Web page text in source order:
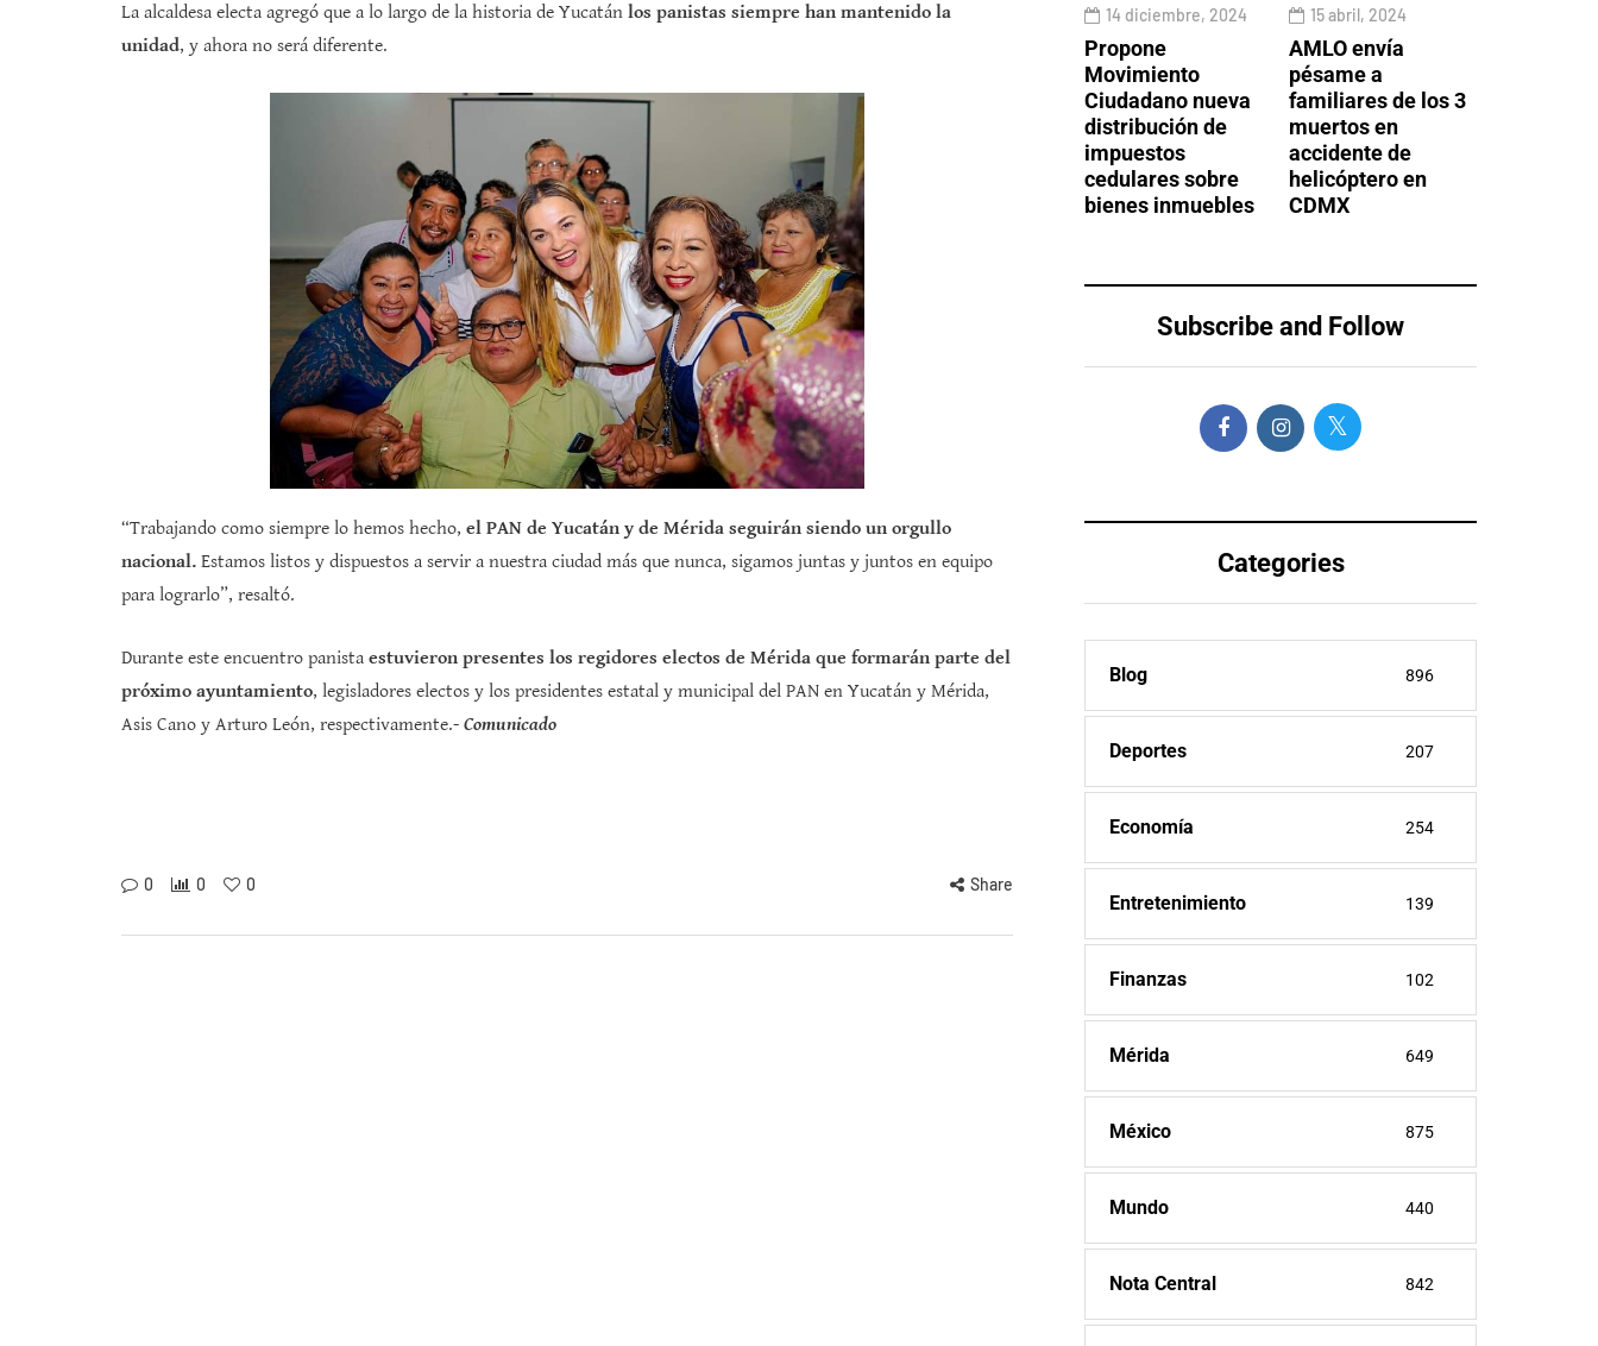
La alcaldesa electa agregó que a lo largo de la historia de Yucatán los panistas siempre han mantenido la
unidad, y ahora no será diferente.
“Trabajando como siempre lo hemos hecho, el PAN de Yucatán y de Mérida seguirán siendo un orgullo
nacional. Estamos listos y dispuestos a servir a nuestra ciudad más que nunca, sigamos juntas y juntos en equipo
para lograrlo”, resaltó.
Durante este encuentro panista estuvieron presentes los regidores electos de Mérida que formarán parte del
próximo ayuntamiento, legisladores electos y los presidentes estatal y municipal del PAN en Yucatán y Mérida,
Asis Cano y Arturo León, respectivamente.- Comunicado
0 0 0 Share
14 diciembre, 2024
Propone
Movimiento
Ciudadano nueva
distribución de
impuestos
cedulares sobre
bienes inmuebles
15 abril, 2024
AMLO envía
pésame a
familiares de los 3
muertos en
accidente de
helicóptero en
CDMX
Subscribe and Follow
Categories
Blog 896
Deportes 207
Economía 254
Entretenimiento 139
Finanzas 102
Mérida 649
México 875
Mundo 440
Nota Central 842